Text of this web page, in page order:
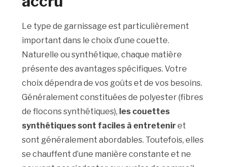
Le type de garnissage est particulièrement
important dans le choix d’une couette.
Naturelle ou synthétique, chaque matière
présente des avantages spécifiques. Votre
choix dépendra de vos goûts et de vos besoins.
Généralement constituées de polyester (fibres
de flocons synthétiques), les couettes
synthétiques sont faciles à entreteniret
sont généralement abordables. Toutefois, elles
se chauffent d’une manière constante et ne